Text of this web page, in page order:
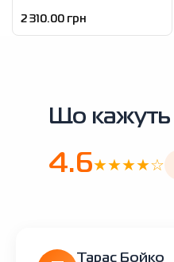
2 310.00 грн
Що кажуть
4.6★★★★☆
Тарас Бойко